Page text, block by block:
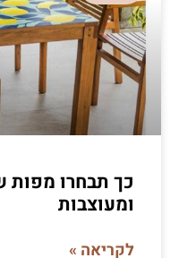
כך תבחרו מפות
ומעוצבות
לקריאה »